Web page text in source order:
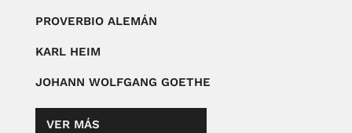
PROVERBIO ALEMÁN
KARL HEIM
JOHANN WOLFGANG GOETHE
VER MÁS